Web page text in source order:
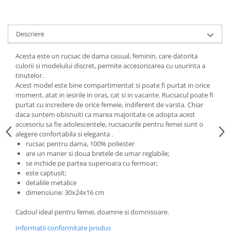
Descriere
Acesta este un rucsac de dama casual, feminin, care datorita
culorii si modelului discret, permite accesorizarea cu usurinta a
tinutelor.
Acest model este bine compartimentat si poate fi purtat in orice
moment, atat in iesirile in oras, cat si in vacante. Rucsacul poate fi
purtat cu incredere de orice femeie, indiferent de varsta. Chiar
daca suntem obisnuiti ca marea majoritate ce adopta acest
accesoriu sa fie adolescentele, rucsacurile pentru femei sunt o
alegere confortabila si eleganta .
rucsac pentru dama, 100% poliester
are un maner si doua bretele de umar reglabile;
se inchide pe partea superioara cu fermoar;
este captusit;
detaliile metalice
dimensiune: 30x24x16 cm
Cadoul ideal pentru femei, doamne si domnisoare.
Informatii conformitate produs